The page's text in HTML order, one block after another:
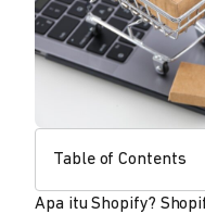
Table of Contents
Apa itu Shopify?